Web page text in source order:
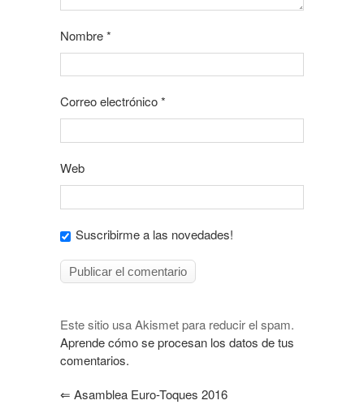
Nombre*
Correo electrónico*
Web
Suscribirme a las novedades!
Este sitio usa Akismet para reducir el spam.
Aprende cómo se procesan los datos de tus
comentarios.
⇐ Asamblea Euro-Toques 2016